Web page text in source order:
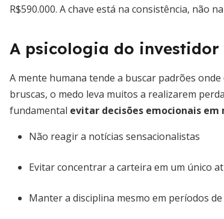
R$590.000. A chave está na consistência, não
A psicologia do investidor
A mente humana tende a buscar padrões
bruscas, o medo leva muitos a realizarem
fundamental evitar decisões emocionais em
Não reagir a notícias sensacionalistas
Evitar concentrar a carteira em um único
Manter a disciplina mesmo em períodos